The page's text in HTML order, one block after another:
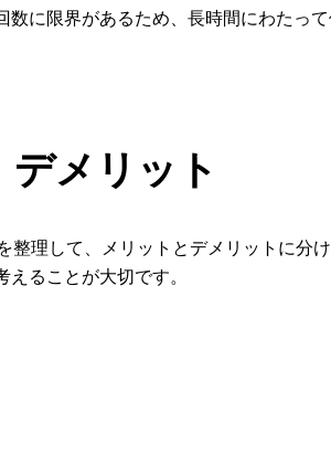
に限界があるため、長時間にわたっ
メリット
整理して、メリットとデメリットに分
ることが大切です。